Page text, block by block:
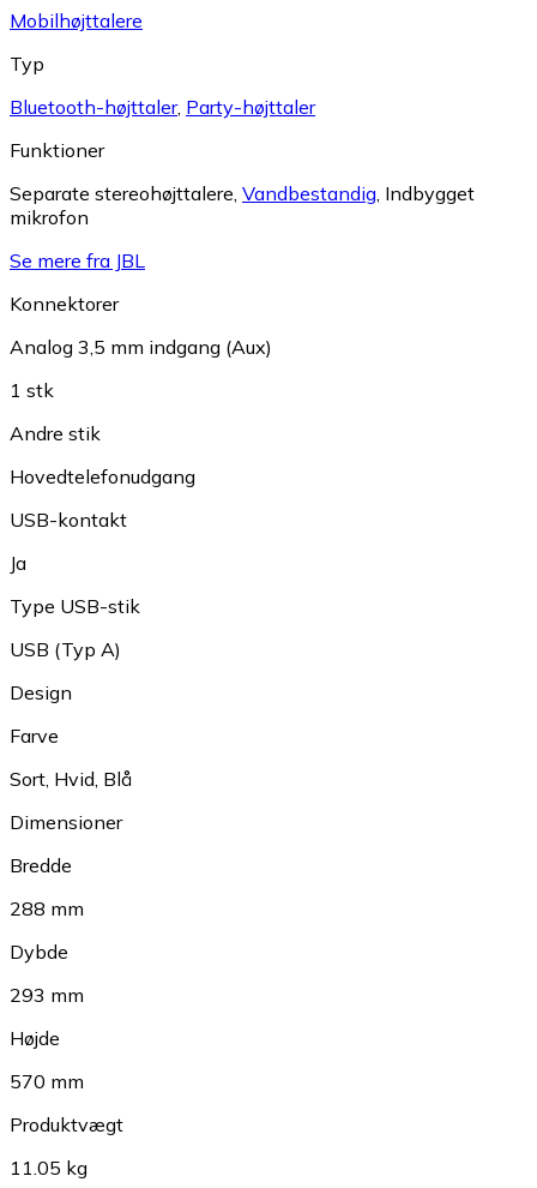
Mobilhøjttalere
Typ
Bluetooth-højttaler, Party-højttaler
Funktioner
Separate stereohøjttalere, Vandbestandig, Indbygget
mikrofon
Se mere fra JBL
Konnektorer
Analog 3,5 mm indgang (Aux)
1 stk
Andre stik
Hovedtelefonudgang
USB-kontakt
Ja
Type USB-stik
USB (Typ A)
Design
Farve
Sort, Hvid, Blå
Dimensioner
Bredde
288 mm
Dybde
293 mm
Højde
570 mm
Produktvægt
11.05 kg